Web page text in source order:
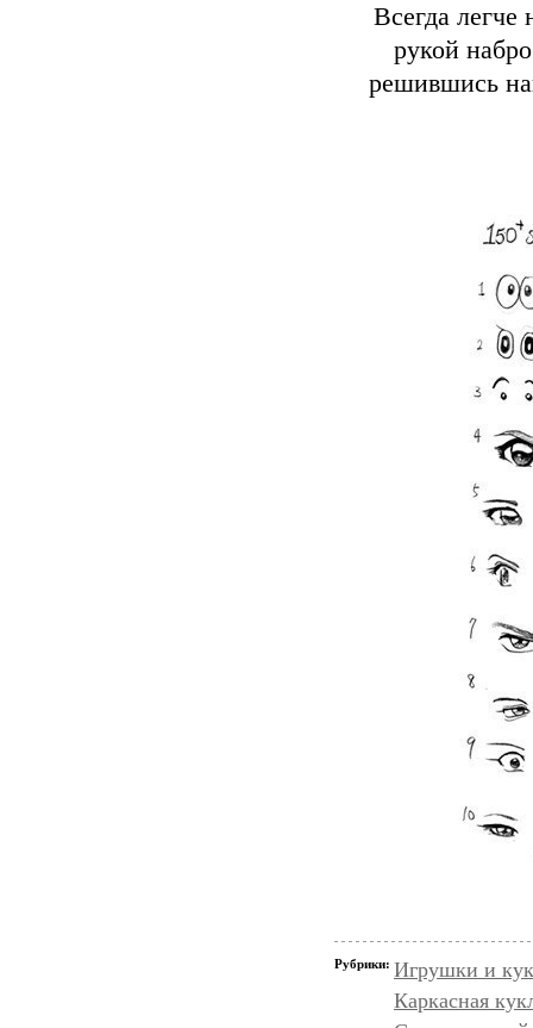
Всегда легче
рукой
решившись
Рубрики: Игрушки и
Каркасная